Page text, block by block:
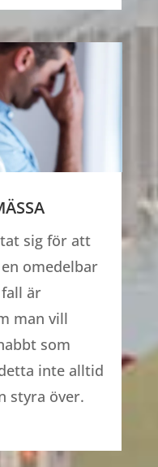
sig för att
omedelbar
är
man vill
som
inte alltid
styra över.